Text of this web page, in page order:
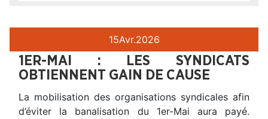
15Avr.2026
1ER-MAI : LES SYNDICATS
OBTIENNENT GAIN DE CAUSE
La mobilisation des organisations syndicales afin
d’éviter la banalisation du 1er-Mai aura payé.